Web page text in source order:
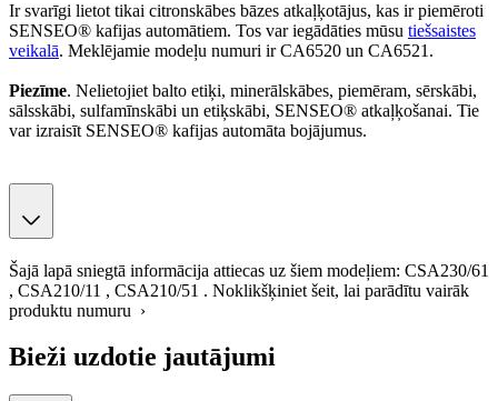
Ir svarīgi lietot tikai citronskābes bāzes atkaļķotājus, kas ir piemēroti
SENSEO® kafijas automātiem. Tos var iegādāties mūsu tiešsaistes
veikalā. Meklējamie modeļu numuri ir CA6520 un CA6521.
Piezīme. Nelietojiet balto etiķi, minerālskābes, piemēram, sērskābi,
sālsskābi, sulfamīnskābi un etiķskābi, SENSEO® atkaļķošanai. Tie
var izraisīt SENSEO® kafijas automāta bojājumus.
Šajā lapā sniegtā informācija attiecas uz šiem modeļiem: CSA230/61
, CSA210/11 , CSA210/51 . Noklikšķiniet šeit, lai parādītu vairāk
produktu numuru ›
Bieži uzdotie jautājumi